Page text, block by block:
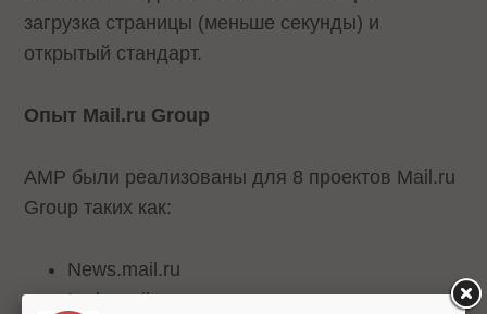
загрузка страницы (меньше секунды) и
открытый стандарт.
Опыт Mail.ru Group
AMP были реализованы для 8 проектов Mail.ru
Group таких как:
News.mail.ru
Lady.mail.ru